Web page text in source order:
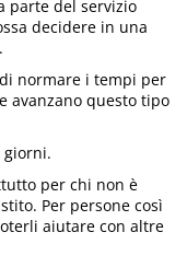
parte del servizio
decidere in una
normare i tempi per
avanzano questo tipo
giorni.
per chi non è
Per persone così
aiutare con altre